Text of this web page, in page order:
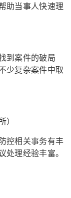
助当事人快速理
到案件的破局
少复杂案件中取
）
控相关事务有丰
处理经验丰富。